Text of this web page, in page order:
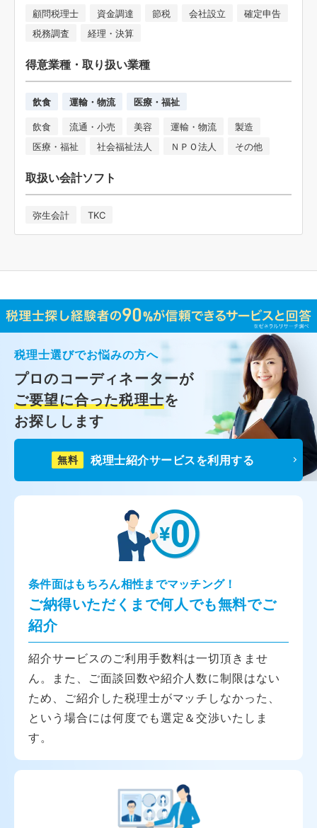
顧問税理士 資金調達 節税 会社設立
確定申告
税務調査
経理・決算
得意業種・取り扱い業種
飲食 運輸・物流 医療・福祉
飲食 流通・小売 美容 運輸・物流
製造
医療・福祉
社会福祉法人 ＮＰＯ法人 その他
取扱い会計ソフト
弥生会計 TKC
税理士選びでお悩みの方へ
プロのコーディネーターが
ご要望に合った税理士を
お探しします
無料 税理士紹介サービスを利用する
条件面はもちろん相性までマッチング！
ご納得いただくまで何人でも無料でご
紹介
紹介サービスのご利用手数料は一切頂きませ
ん。また、ご面談回数や紹介人数に制限はない
ため、ご紹介した税理士がマッチしなかった、
という場合には何度でも選定＆交渉いたしま
す。